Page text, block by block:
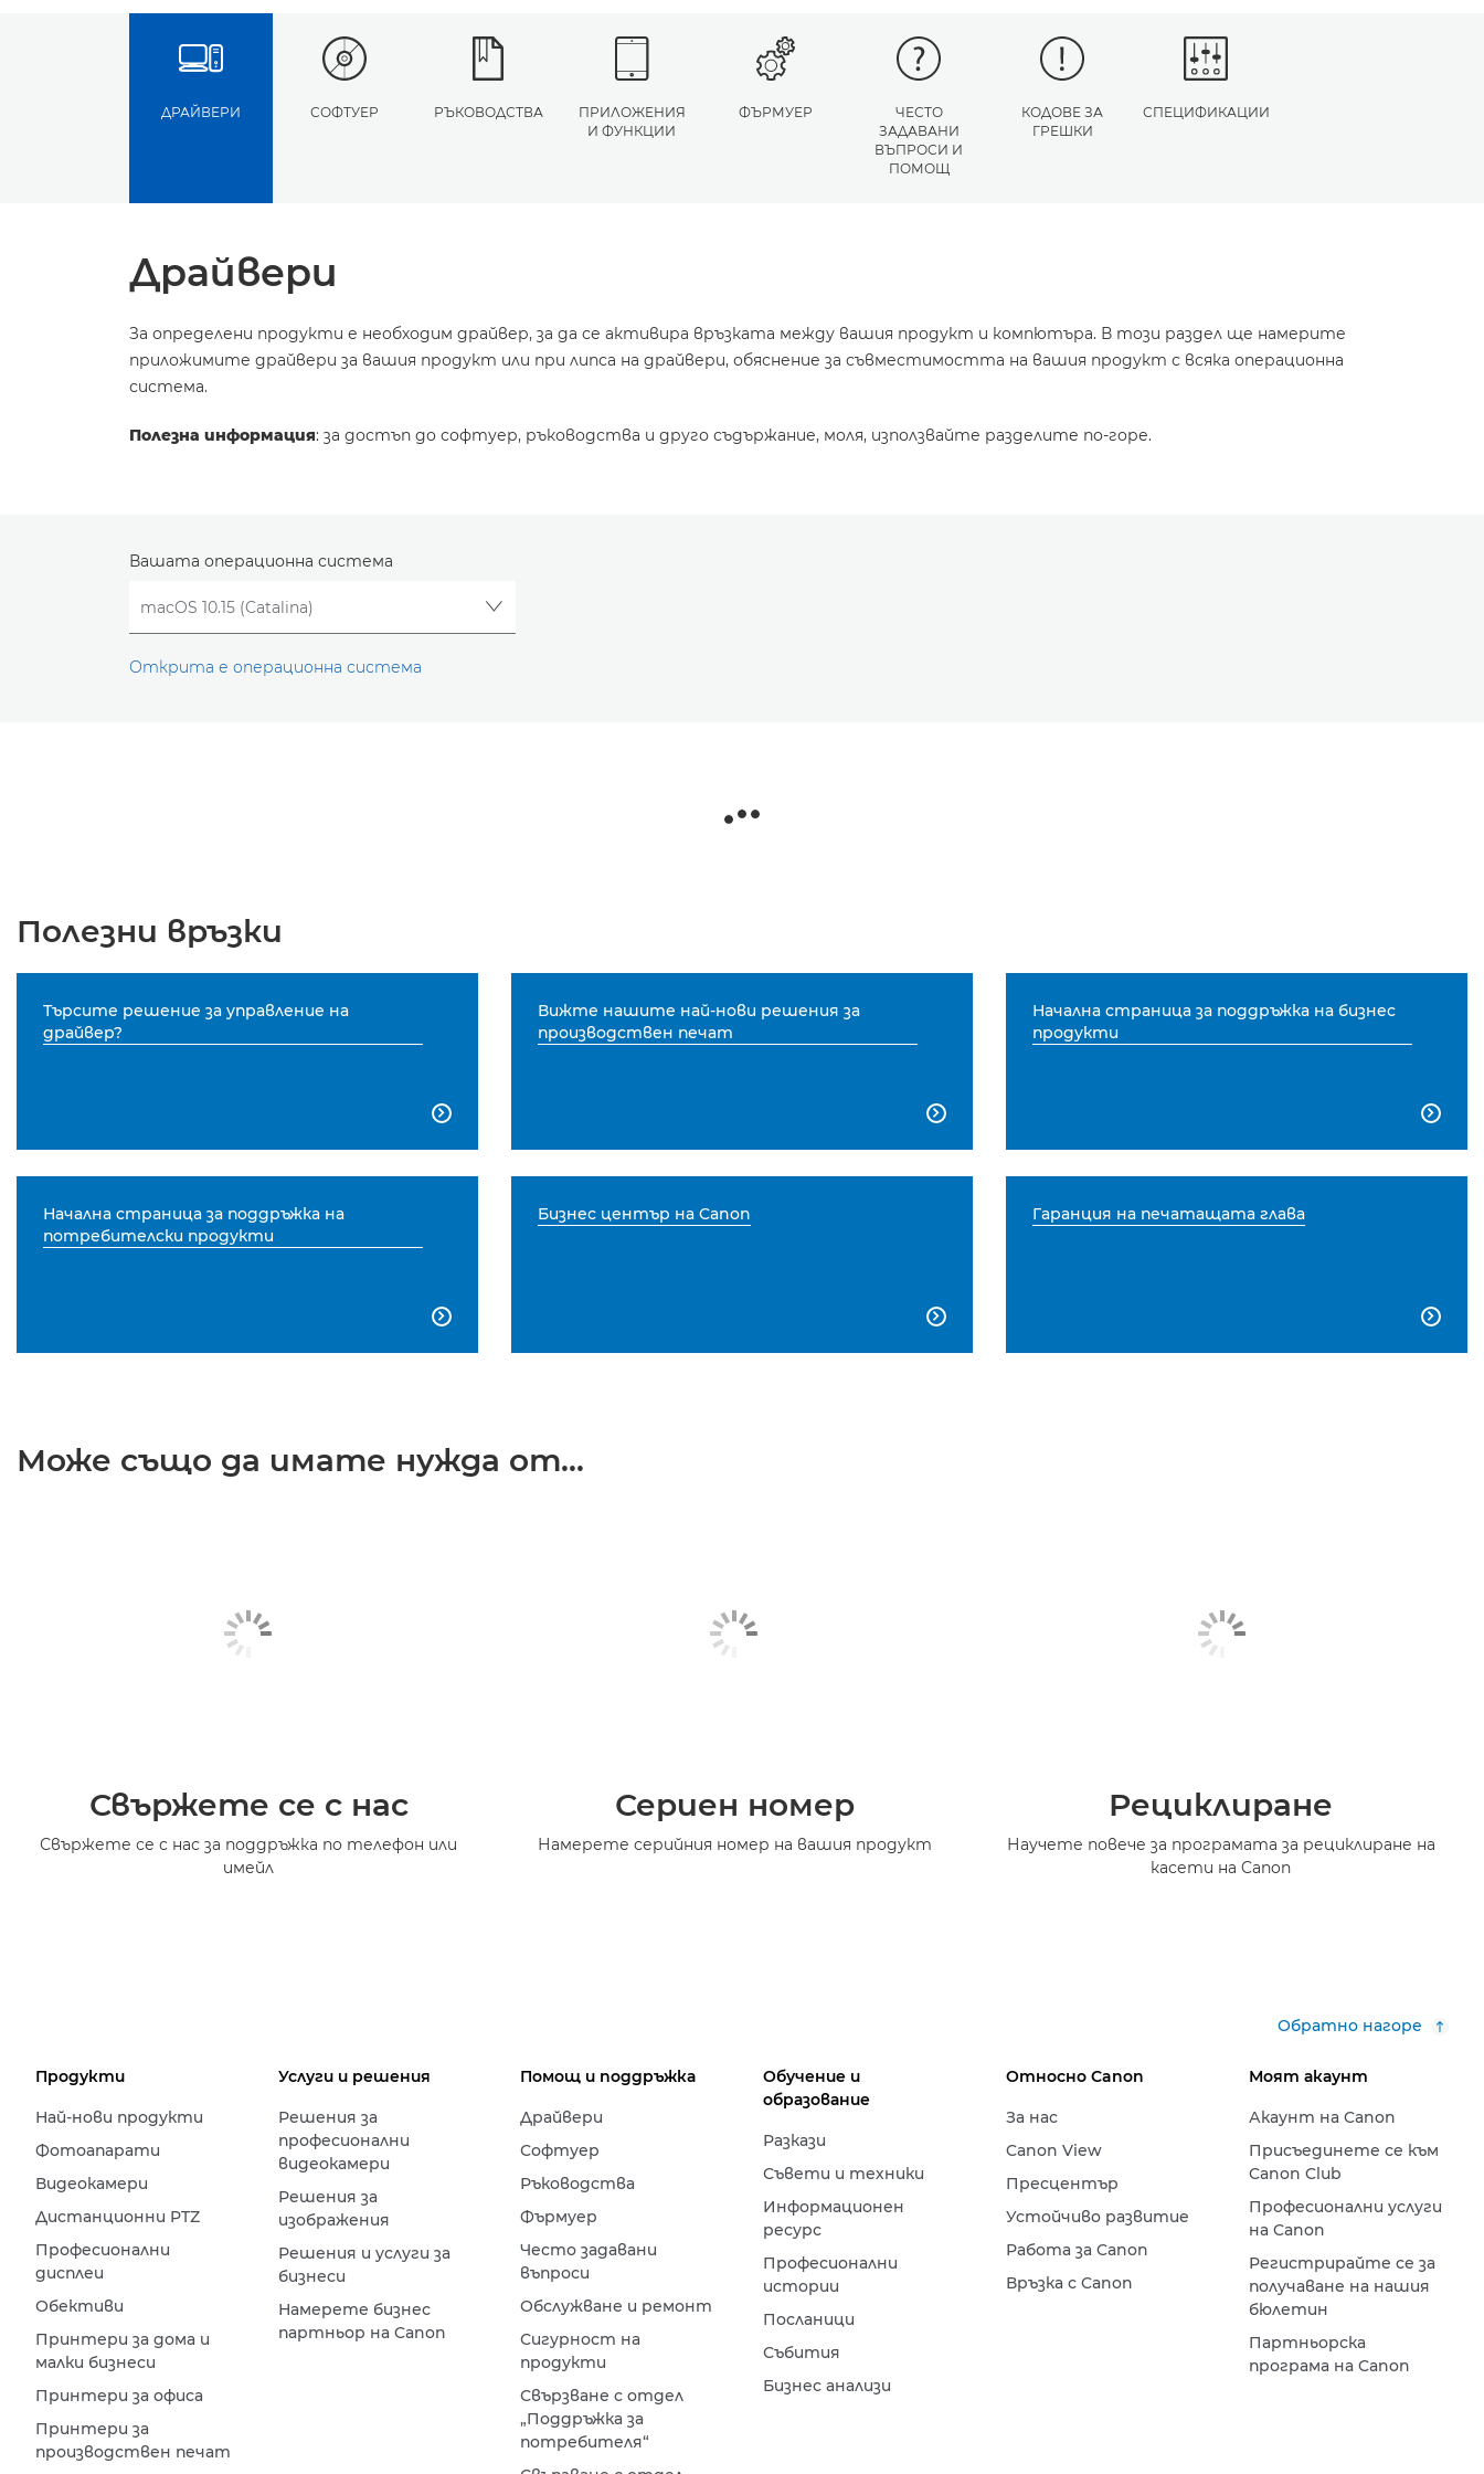
ДРАЙВЕРИ СОФТУЕР РЪКОВОДСТВА
ПРИЛОЖЕНИЯ
И ФУНКЦИИ
ФЪРМУЕР
ЧЕСТО
ЗАДАВАНИ
ВЪПРОСИ И
ПОМОЩ
КОДОВЕ ЗА
ГРЕШКИ
СПЕЦИФИКАЦИИ
Драйвери
За определени продукти е необходим драйвер, за да се активира връзката между вашия продукт и компютъра. В този раздел ще намерите
приложимите драйвери за вашия продукт или при липса на драйвери, обяснение за съвместимостта на вашия продукт с всяка операционна
система.
Полезна информация: за достъп до софтуер, ръководства и друго съдържание, моля, използвайте разделите по-горе.
Вашата операционна система
Открита е операционна система
Полезни връзки
Търсите решение за управление на
драйвер?

Вижте нашите най-нови решения за
производствен печат

Начална страница за поддръжка на бизнес
продукти

Начална страница за поддръжка на
потребителски продукти

Бизнес център на Canon

Гаранция на печатащата глава

Може също да имате нужда от...
Свържете се с нас
Свържете се с нас за поддръжка по телефон или
имейл
Сериен номер
Намерете серийния номер на вашия продукт
Рециклиране
Научете повече за програмата за рециклиране на
касети на Canon
Обратно нагоре
Продукти
Най-нови продукти
Фотоапарати
Видеокамери
Дистанционни PTZ
Професионални
дисплеи
Обективи
Принтери за дома и
малки бизнеси
Принтери за офиса
Принтери за
производствен печат
Услуги и решения
Решения за
професионални
видеокамери
Решения за
изображения
Решения и услуги за
бизнеси
Намерете бизнес
партньор на Canon
Помощ и поддръжка
Драйвери
Софтуер
Ръководства
Фърмуер
Често задавани
въпроси
Обслужване и ремонт
Сигурност на
продукти
Свързване с отдел
„Поддръжка за
потребителя“
Обучение и
образование
Разкази
Съвети и техники
Информационен
ресурс
Професионални
истории
Посланици
Събития
Бизнес анализи
Относно Canon
За нас
Canon View
Пресцентър
Устойчиво развитие
Работа за Canon
Връзка с Canon
Моят акаунт
Акаунт на Canon
Присъединете се към
Canon Club
Професионални услуги
на Canon
Регистрирайте се за
получаване на нашия
бюлетин
Партньорска
програма на Canon